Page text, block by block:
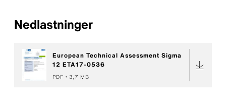
Nedlastninger
European Technical Assessment Sigma
12 ETA17-0536
PDF 3,7 MB